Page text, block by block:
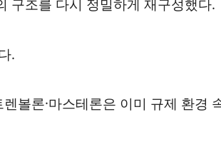
구조를 다시 정밀하게 재구성했다.
.
볼론·마스테론은 이미 규제 환경